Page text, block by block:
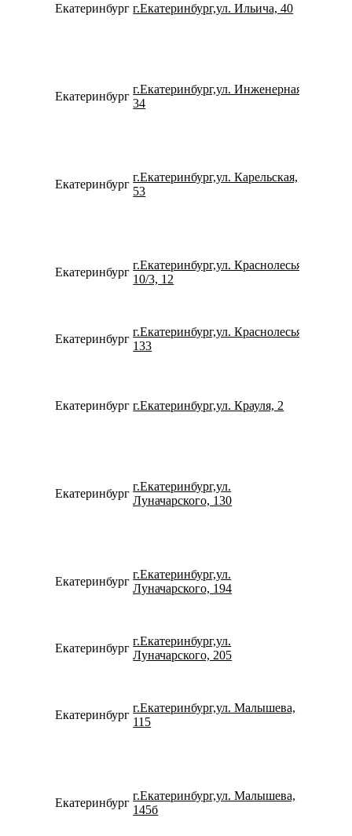
Екатеринбург г.Екатеринбург,ул. Ильича, 40
Екатеринбург
г.Екатеринбург,ул. Инженерная,
34
Екатеринбург
г.Екатеринбург,ул. Карельская,
53
Екатеринбург
г.Екатеринбург,ул. Краснолесья,
10/3, 12
Екатеринбург
г.Екатеринбург,ул. Краснолесья,
133
Екатеринбург г.Екатеринбург,ул. Крауля, 2
Екатеринбург
г.Екатеринбург,ул.
Луначарского, 130
Екатеринбург
г.Екатеринбург,ул.
Луначарского, 194
Екатеринбург
г.Екатеринбург,ул.
Луначарского, 205
Екатеринбург
г.Екатеринбург,ул. Малышева,
115
Екатеринбург
г.Екатеринбург,ул. Малышева,
145б